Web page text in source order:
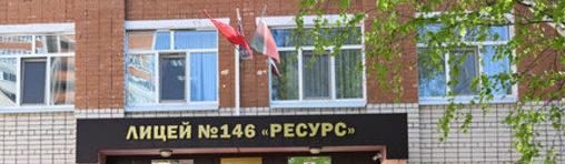
«Мы начали
инфраструктуру
для многодетных семей»
В Казани выбрали лучшего
общественного воспитателя 2026 года
03/08/2026